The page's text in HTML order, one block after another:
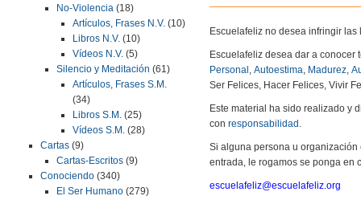
No-Violencia (18)
Artículos, Frases N.V. (10)
Libros N.V. (10)
Vídeos N.V. (5)
Silencio y Meditación (61)
Artículos, Frases S.M.
(34)
Libros S.M. (25)
Vídeos S.M. (28)
Cartas (9)
Cartas-Escritos (9)
Conociendo (340)
El Ser Humano (279)
Escuelafeliz no desea infringir
Escuelafeliz desea dar a
Personal , Autoestima, Madurez,
Ser Felices, Hacer Felices, Vivir
Este material ha sido realizado y
con responsabilidad .
Si alguna persona u
entrada, le rogamos se ponga en
escuelafeliz@escuelafeliz.org